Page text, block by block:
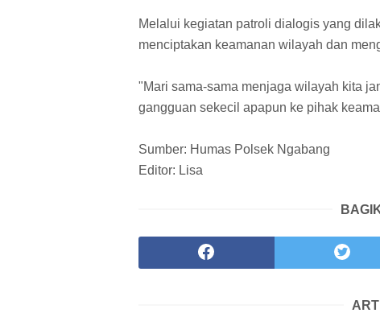
Melalui kegiatan patroli dialogis yang
menciptakan keamanan wilayah dan
"Mari sama-sama menjaga wilayah kita
gangguan sekecil apapun ke pihak
Sumber: Humas Polsek Ngabang
Editor: Lisa